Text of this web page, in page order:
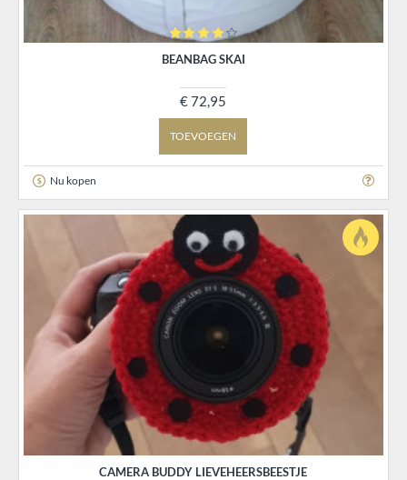
BEANBAG SKAI
€ 72,95
TOEVOEGEN
Nu kopen
CAMERA BUDDY LIEVEHEERSBEESTJE